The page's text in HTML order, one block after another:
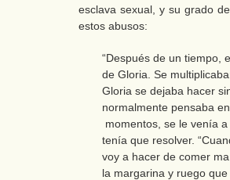
esclava sexual, y su grado
estos abusos:
“Después de un tiempo,
de Gloria. Se
Gloria se dejaba hacer
normalmente pensaba
momentos, se le venía
tenía que resolver.
voy a hacer de comer
la margarina y ruego